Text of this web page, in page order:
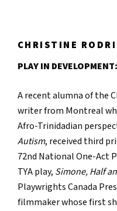
CHRISTINE
PLAY IN DEVELOPMENT:
A recent alumna of the
writer from Montreal
Afro-Trinidadian
Autism, received third
72nd National One-Act
TYA play, Simone, Half
Playwrights Canada
filmmaker whose first